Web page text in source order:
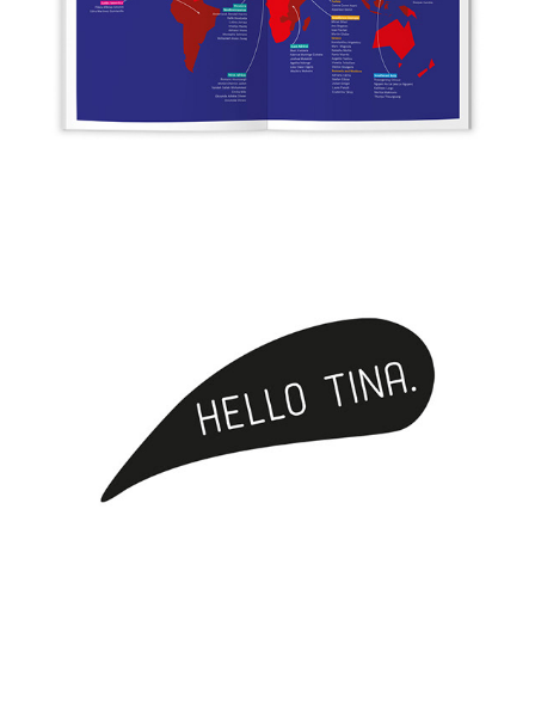
Kontakt